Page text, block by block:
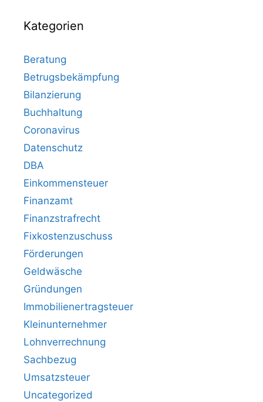
Kategorien
Beratung
Betrugsbekämpfung
Bilanzierung
Buchhaltung
Coronavirus
Datenschutz
DBA
Einkommensteuer
Finanzamt
Finanzstrafrecht
Fixkostenzuschuss
Förderungen
Geldwäsche
Gründungen
Immobilienertragsteuer
Kleinunternehmer
Lohnverrechnung
Sachbezug
Umsatzsteuer
Uncategorized